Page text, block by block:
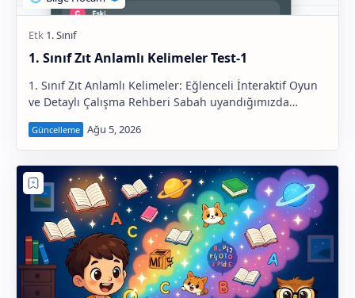
1. Sınıf Zıt Anlamlı Kelimeler Test-1
1. Sınıf Zıt Anlamlı Kelimeler: Eğlenceli İnteraktif Oyun
ve Detaylı Çalışma Rehberi Sabah uyandığımızda